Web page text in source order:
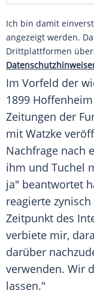
Ich bin damit
angezeigt werden.
Drittplattformen
Im Vorfeld der
1899
Zeitungen der
mit Watzke
Nachfrage nach
ihm und Tuchel
ja" beantwortet
reagierte
Zeitpunkt des
verbiete mir,
darüber
verwenden. Wir
lassen."